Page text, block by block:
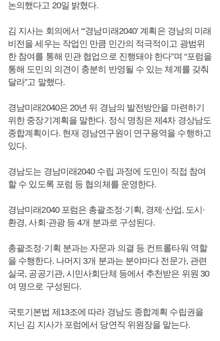
논의했다고 20일 밝혔다.
김 지사는 회의에서 “‘경남미래2040’ 계획은 경남의 미래
비전을 세우는 작업인 만큼 민간의 적극적이고 광범위
한 참여를 통해 민관 협업으로 진행돼야 한다”며 “포럼을
통해 도민의 의견이 충분히 반영될 수 있는 체계를 갖춰
달라”고 말했다.
경남미래2040은 20년 뒤 경남의 발전방안을 마련하기
위한 중장기계획을 말한다. 정식 명칭은 제4차 경상남도
종합계획이다. 현재 경남연구원이 연구용역을 수행하고
있다.
경남도는 경남미래2040 수립 과정에 도민이 직접 참여
할 수 있도록 포럼 등 협의체를 운영한다.
경남미래2040 포럼은 총괄조정·기획, 경제·산업, 도시·
환경, 사회·관광 등 4개 분과로 구성된다.
총괄조정·기획 분과는 자문과 의결 등 컨트롤타워 역할
을 수행한다. 나머지 3개 분과는 분야마다 전문가, 관련
실국, 공공기관, 시민사회단체 등에서 추천받은 위원 30
여 명으로 구성된다.
국토기본법 제13조에 따라 경남도 종합계획 수립권을
지닌 김 지사가 포럼에서 당연직 위원장을 맡는다.